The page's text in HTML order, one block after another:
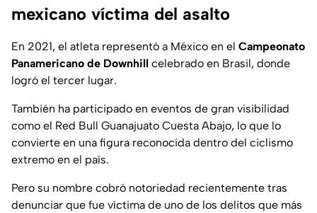
mexicano víctima del asalto
En 2021, el atleta representó a México en el Campeonato
Panamericano de Downhill celebrado en Brasil, donde
logró el tercer lugar.
También ha participado en eventos de gran visibilidad
como el Red Bull Guanajuato Cuesta Abajo, lo que lo
convierte en una figura reconocida dentro del ciclismo
extremo en el país.
Pero su nombre cobró notoriedad recientemente tras
denunciar que fue víctima de uno de los delitos que más